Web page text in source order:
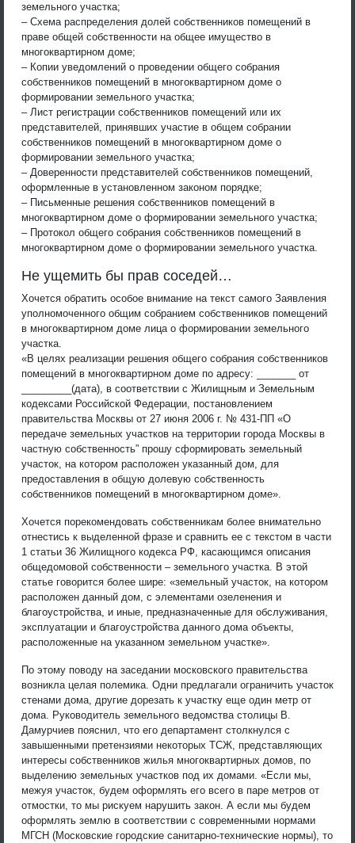
земельного участка;
– Схема распределения долей собственников помещений в
праве общей собственности на общее имущество в
многоквартирном доме;
– Копии уведомлений о проведении общего собрания
собственников помещений в многоквартирном доме о
формировании земельного участка;
– Лист регистрации собственников помещений или их
представителей, принявших участие в общем собрании
собственников помещений в многоквартирном доме о
формировании земельного участка;
– Доверенности представителей собственников помещений,
оформленные в установленном законом порядке;
– Письменные решения собственников помещений в
многоквартирном доме о формировании земельного участка;
– Протокол общего собрания собственников помещений в
многоквартирном доме о формировании земельного участка.
Не ущемить бы прав соседей…
Хочется обратить особое внимание на текст самого Заявления
уполномоченного общим собранием собственников помещений
в многоквартирном доме лица о формировании земельного
участка.
«В целях реализации решения общего собрания собственников
помещений в многоквартирном доме по адресу: _______ от
_________(дата), в соответствии с Жилищным и Земельным
кодексами Российской Федерации, постановлением
правительства Москвы от 27 июня 2006 г. № 431-ПП «О
передаче земельных участков на территории города Москвы в
частную собственность” прошу сформировать земельный
участок, на котором расположен указанный дом, для
предоставления в общую долевую собственность
собственников помещений в многоквартирном доме».
Хочется порекомендовать собственникам более внимательно
отнестись к выделенной фразе и сравнить ее с текстом в части
1 статьи 36 Жилищного кодекса РФ, касающимся описания
общедомовой собственности – земельного участка. В этой
статье говорится более шире: «земельный участок, на котором
расположен данный дом, с элементами озеленения и
благоустройства, и иные, предназначенные для обслуживания,
эксплуатации и благоустройства данного дома объекты,
расположенные на указанном земельном участке».
По этому поводу на заседании московского правительства
возникла целая полемика. Одни предлагали ограничить участок
стенами дома, другие дорезать к участку еще один метр от
дома. Руководитель земельного ведомства столицы В.
Дамурчиев пояснил, что его департамент столкнулся с
завышенными претензиями некоторых ТСЖ, представляющих
интересы собственников жилья многоквартирных домов, по
выделению земельных участков под их домами. «Если мы,
межуя участок, будем оформлять его всего в паре метров от
отмостки, то мы рискуем нарушить закон. А если мы будем
оформлять землю в соответствии с современными нормами
МГСН (Московские городские санитарно-технические нормы), то